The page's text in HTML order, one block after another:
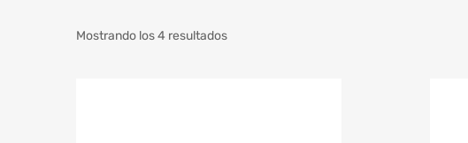
Mostrando los 4 resultados